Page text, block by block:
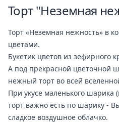
Торт "Неземная
Торт «Неземная нежность» в
цветами.
Букетик цветов из зефирного
А под прекрасной цветочной
нежный торт во всей
При укусе маленького шарика
торт важно есть по шарику -
сладкое воздушное облачко.